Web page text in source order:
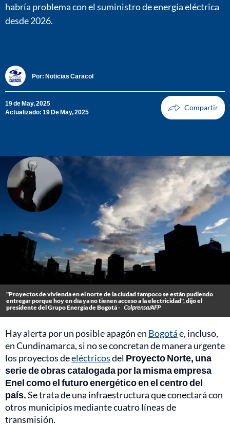
habría problema con el suministro de energía eléctrica
desde 2026.
Por: Noticias Caracol
19 de May, 2025
Actualizado: 19 De May, 2025
"Proyectos de vivienda en el norte de la ciudad tampoco se están pudiendo
entregar porque hoy en día ya no tienen acceso a la electricidad", dijo el
presidente del Grupo Energía de Bogotá - Colprensa/AFP
Hay alerta por un posible apagón en Bogotáe, incluso,
en Cundinamarca, si no se concretan de manera urgente
los proyectos deeléctricosdel Proyecto Norte, una
serie de obras catalogada por la misma empresa
Enel como el futuro energético en el centro del
país.Se trata de una infraestructura que conectará con
otros municipios mediante cuatro líneas de
transmisión.